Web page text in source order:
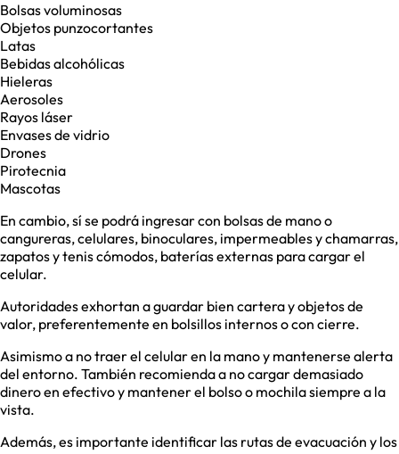
Bolsas voluminosas
Objetos punzocortantes
Latas
Bebidas alcohólicas
Hieleras
Aerosoles
Rayos láser
Envases de vidrio
Drones
Pirotecnia
Mascotas
En cambio, sí se podrá ingresar con bolsas de mano o
cangureras, celulares, binoculares, impermeables y chamarras,
zapatos y tenis cómodos, baterías externas para cargar el
celular.
Autoridades exhortan a guardar bien cartera y objetos de
valor, preferentemente en bolsillos internos o con cierre.
Asimismo a no traer el celular en la mano y mantenerse alerta
del entorno. También recomienda a no cargar demasiado
dinero en efectivo y mantener el bolso o mochila siempre a la
vista.
Además, es importante identificar las rutas de evacuación y los